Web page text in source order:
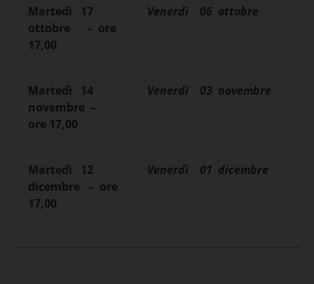
Martedì
17
ottobre
– ore
17,00
Venerdì 06 ottobre
Martedì
14
novembre –
ore 17,00
Venerdì 03 novembre
Martedì
12
dicembre – ore
17,00
Venerdì 01 dicembre